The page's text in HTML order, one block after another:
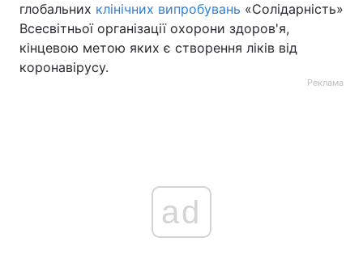
глобальних клінічних випробувань «Солідарність»
Всесвітньої організації охорони здоров'я,
кінцевою метою яких є створення ліків від
коронавірусу.
Реклама
ad